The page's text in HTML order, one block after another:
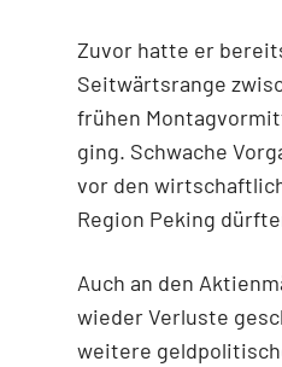
Zuvor hatte er
Seitwärtsrange
frühen
ging. Schwache
vor den
Region Peking
Auch an den
wieder Verluste
weitere